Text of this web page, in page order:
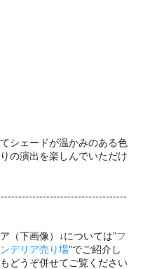
シェードが温かみのある色
の演出を楽しんでいただけ
（下画像）↓については”フ
デリア売り場”でご紹介し
もどうぞ併せてご覧ください